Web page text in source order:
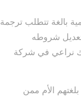
بالغة تتطلب ترجمة
شروطه
نراعي في شركة
بلغتهم الأم ممن